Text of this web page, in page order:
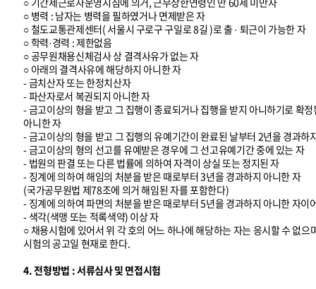
○ 병력 : 남자는 병력을 필하였거나 면제받은 자
○ 철도교통관제센터( 서울시 구로구 구일로 8길 )로 출 · 퇴근이 가능한 자
○ 학력·경력 : 제한없음
○ 공무원채용신체검사 상 결격사유가 없는 자
○ 아래의 결격사유에 해당하지 아니한 자
- 금치산자 또는 한정치산자
- 파산자로서 복권되지 아니한 자
- 금고이상의 형을 받고 그 집행이 종료되거나 집행을 받지 아니하기로 확
아니한 자
- 금고이상의 형을 받고 그 집행의 유예기간이 완료된 날부터 2년을 경과하
- 금고이상의 형의 선고를 유예받은 경우에 그 선고유예기간 중에 있는 자
- 법원의 판결 또는 다른 법률에 의하여 자격이 상실 또는 정지된 자
- 징계에 의하여 해임의 처분을 받은 때로부터 3년을 경과하지 아니한 자
(국가공무원법 제78조에 의거 해임된 자를 포함한다)
- 징계에 의하여 파면의 처분을 받은 때로부터 5년을 경과하지 아니한 자이
- 색각(색맹 또는 적록색약) 이상 자
○ 채용시험에 있어서 위 각 호의 어느 하나에 해당하는 자는 응시할 수 없으
시험의 공고일 현재로 한다.
4. 전형방법 : 서류심사 및 면접시험